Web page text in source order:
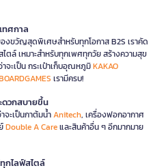
ทศกาล
ขวัญสุดพิเศษสำหรับทุกโอกาส B2S เราคัด
ตล์ เหมาะสำหรับทุกเพศทุกวัย สร้างความสุข
ะเป็น กระเป๋าเก็บอุณหภูมิKAKAO
เรามีครบ!
ดวกสบายขึ้น
จะเป็นกาต้มน้ำAnitech, เครื่องฟอกอากาศ
Double A Careและสินค้าอื่น ๆ อีกมากมาย
กไลฟ์สไตล์